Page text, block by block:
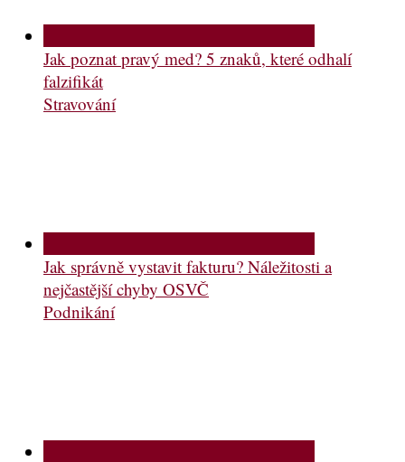
Jak poznat pravý med? 5 znaků, které odhalí
falzifikát
Stravování
Jak správně vystavit fakturu? Náležitosti a
nejčastější chyby OSVČ
Podnikání